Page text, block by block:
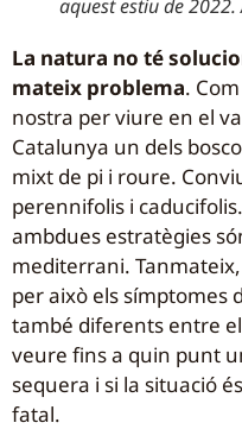
aquest estiu de
La natura no té
mateix problema.
nostra per viure en el
Catalunya un dels
mixt de pi i roure.
perennifolis i
ambdues estratègies
mediterrani.
per això els símptomes
també diferents entre
veure fins a quin punt
sequera i si la situació
fatal.